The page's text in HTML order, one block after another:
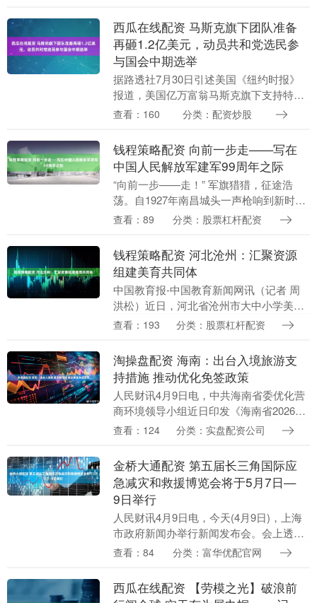
言论表达担忧....
西瓜在线配资 马斯克旗下团队准备
再砸1.2亿美元，动员共和党选民参
与国会中期选举
据路透社7月30日引述美国《纽约时报》
报道，美国亿万富翁马斯克旗下支持特朗
普的政治团体“美国政治行动委员会”计划
的国会....
查看：160 分类：配资炒股
钱程策略配资 向前一步走——写在
中国人民解放军建军99周年之际
“向前一步——走！” 军旗猎猎，征途浩
荡。自1927年南昌城头一声枪响到新时代
强军兴军新征程，99载风雨兼程，这道口
民军队融....
查看：89 分类：股票杠杆配资
钱程策略配资 河北沧州：汇聚资源
组建美育共同体
中国教育报-中国教育新闻网讯（记者 周
洪松）近日，河北省沧州市大中小学美育
一体化共同体成立大会在沧州幼儿师范高
解难题，创新机....
查看：193 分类：股票杠杆配资
淘操盘配资 海南：出台入境旅游支
持措施 推动优化免签政策
人民财讯4月9日电，中共海南省委优化营
商环境领导小组近日印发《海南省2026年
优化营商环境重点工作安排》，其中提
境旅游支持措....
查看：124 分类：实盘配资公司
金桥大通配资 第五届长三角国际应
急减灾和救援博览会将于5月7日—
9日举行
人民财讯4月9日电，今天(4月9日)，上海
市政府新闻办举行新闻发布会。会上透
露，今年5月7日—9日，将在上海国家会
救援博览会....
查看：84 分类：富华优配官网
西瓜在线配资 【劳模之光】破浪前